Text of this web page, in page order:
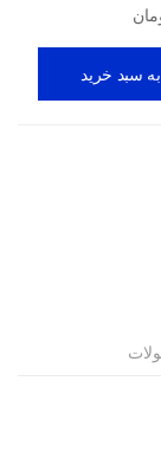
سبد خرید